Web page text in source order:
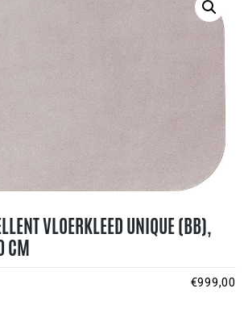
VLOERKLEED UNIQUE (BB),
CM
€999,00